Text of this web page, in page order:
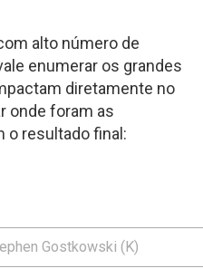
alto número de
enumerar os grandes
diretamente no
onde foram as
o resultado final:
Gostkowski (K)